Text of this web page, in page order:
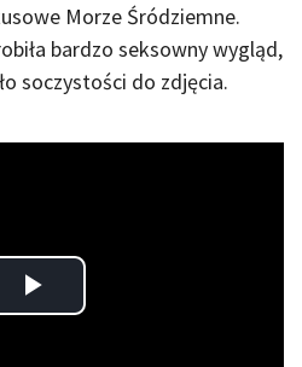
Morze Śródziemne.
bardzo seksowny wygląd,
soczystości do zdjęcia.
Play